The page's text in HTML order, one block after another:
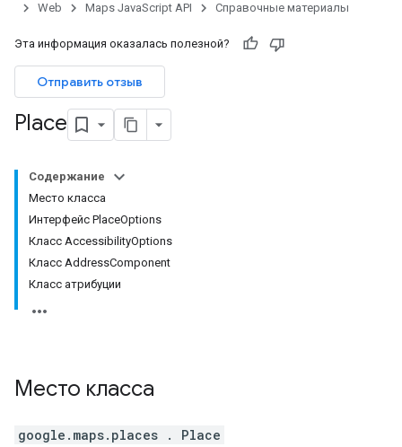
Web
Maps JavaScript API Справочные материалы
Эта информация оказалась полезной?
Отправить отзыв
Place
Содержание
Место класса
Интерфейс PlaceOptions
Класс AccessibilityOptions
Класс AddressComponent
Класс атрибуции
Место класса
google.maps.places . Place